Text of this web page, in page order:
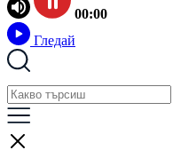
00:00
Гледай